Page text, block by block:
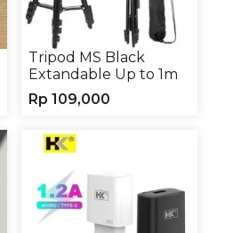
Tripod MS Black
Extandable Up to 1m
Rp 109,000